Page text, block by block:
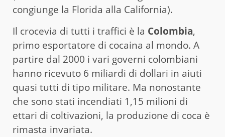
congiunge la Florida alla California).
Il crocevia di tutti i traffici è la Colombia,
primo esportatore di cocaina al mondo. A
partire dal 2000 i vari governi colombiani
hanno ricevuto 6 miliardi di dollari in aiuti
quasi tutti di tipo militare. Ma nonostante
che sono stati incendiati 1,15 milioni di
ettari di coltivazioni, la produzione di coca è
rimasta invariata.